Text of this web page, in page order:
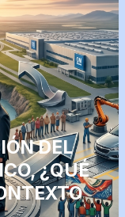
DEL
¿QUÉ